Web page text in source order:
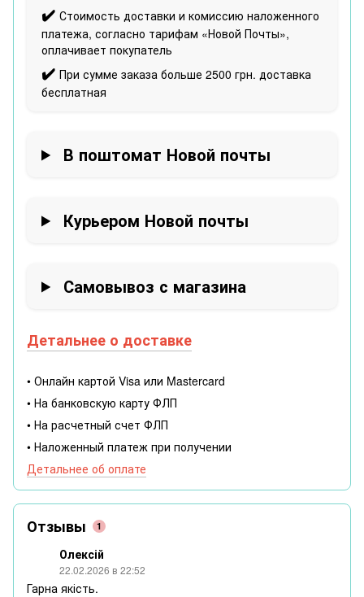
✔️ Стоимость доставки и комиссию наложенного
платежа, согласно тарифам «Новой Почты»,
оплачивает покупатель
✔️ При сумме заказа больше 2500 грн. доставка
бесплатная
В поштомат Новой почты
Курьером Новой почты
Самовывоз с магазина
Детальнее о доставке
• Онлайн картой Visa или Mastercard
• На банковскую карту ФЛП
• На расчетный счет ФЛП
• Наложенный платеж при получении
Детальнее об оплате
Отзывы 1
Олексій
22.02.2026 в 22:52
Гарна якість.